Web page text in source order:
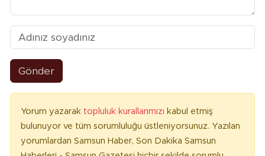
Gönder
Yorum yazarak topluluk kurallarımızı kabul etmiş
bulunuyor ve tüm sorumluluğu üstleniyorsunuz. Yazılan
yorumlardan Samsun Haber, Son Dakika Samsun